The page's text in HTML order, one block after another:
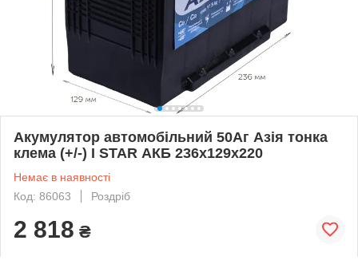
Акумулятор автомобільний 50Аг Азія тонка
клема (+/-) I STAR АКБ 236х129х220
Немає в наявності
Код: 86063
Роздріб
2 818 ₴